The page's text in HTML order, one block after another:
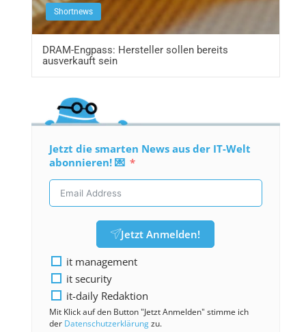
Shortnews
DRAM-Engpass: Hersteller sollen bereits
ausverkauft sein
Jetzt die smarten News aus der IT-Welt
abonnieren! 💌
Jetzt Anmelden!
it management
it security
it-daily Redaktion
Mit Klick auf den Button "Jetzt Anmelden" stimme ich
der Datenschutzerklärungzu.